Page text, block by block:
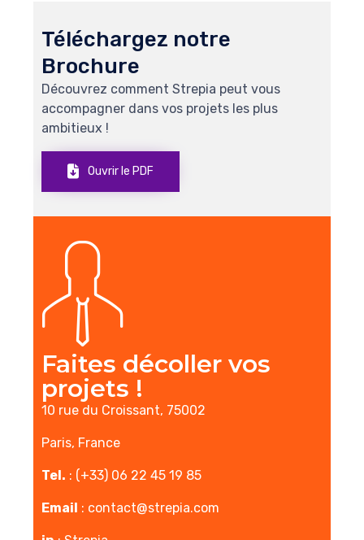
Téléchargez notre
Brochure
Découvrez comment Strepia peut vous
accompagner dans vos projets les plus
ambitieux !
Ouvrir le PDF
Faites décoller vos
projets !
10 rue du Croissant, 75002
Paris, France
Tel. : (+33) 06 22 45 19 85
Email : contact@strepia.com